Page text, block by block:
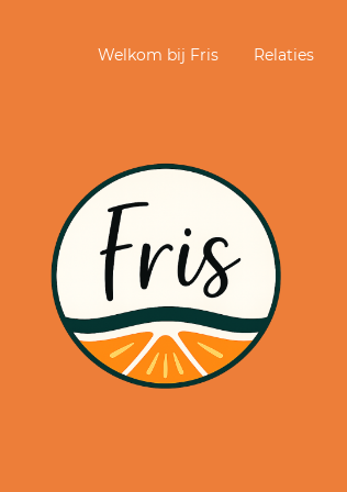
Welkom bij Fris Relaties